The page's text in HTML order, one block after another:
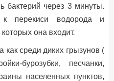
бактерий через 3 минуты.
к перекиси водорода и
она входит.
среди диких грызунов (
бурозубки, песчанки,
населенных пунктов,